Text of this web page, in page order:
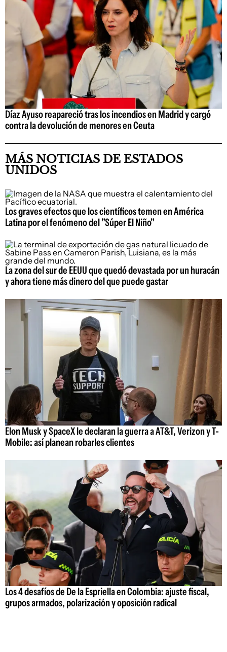
Díaz Ayuso reapareció tras los incendios en Madrid y cargó
contra la devolución de menores en Ceuta
MÁS NOTICIAS DE ESTADOS
UNIDOS
Los graves efectos que los científicos temen en América
Latina por el fenómeno del "Súper El Niño"
La zona del sur de EEUU que quedó devastada por un huracán
y ahora tiene más dinero del que puede gastar
Elon Musk y SpaceX le declaran la guerra a AT&T, Verizon y T-
Mobile: así planean robarles clientes
Los 4 desafíos de De la Espriella en Colombia: ajuste fiscal,
grupos armados, polarización y oposición radical